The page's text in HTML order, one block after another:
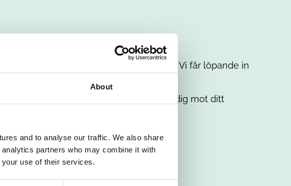
About
and to analyse our traffic. We also share
partners who may combine it with
your use of their services.
verkligen ditt intresse. Misströsta inte. Vi får löpande in
uppdrag. Tillsammans matchar vi dig mot ditt